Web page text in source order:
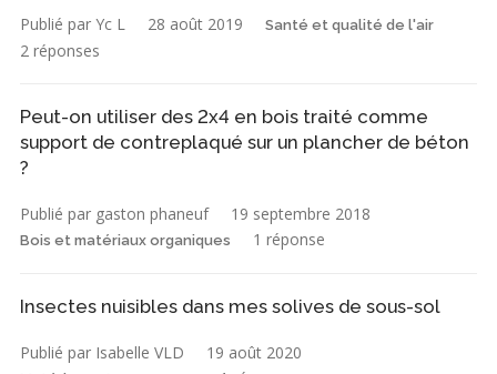
Publié par Yc L 28 août 2019 Santé et qualité de l'air
2 réponses
Peut-on utiliser des 2x4 en bois traité comme
support de contreplaqué sur un plancher de béton
?
Publié par gaston phaneuf 19 septembre 2018
Bois et matériaux organiques 1 réponse
Insectes nuisibles dans mes solives de sous-sol
Publié par Isabelle VLD 19 août 2020